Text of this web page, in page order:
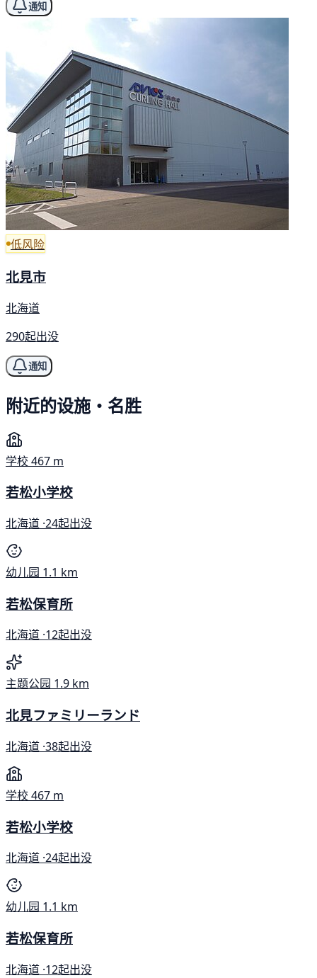
通知
低风险
北見市
北海道
290起出没
通知
附近的设施・名胜
学校467 m
若松小学校
北海道 ·24起出没
幼儿园 1.1 km
若松保育所
北海道 ·12起出没
主题公园 1.9 km
北見ファミリーランド
北海道 ·38起出没
学校467 m
若松小学校
北海道 ·24起出没
幼儿园 1.1 km
若松保育所
北海道 ·12起出没